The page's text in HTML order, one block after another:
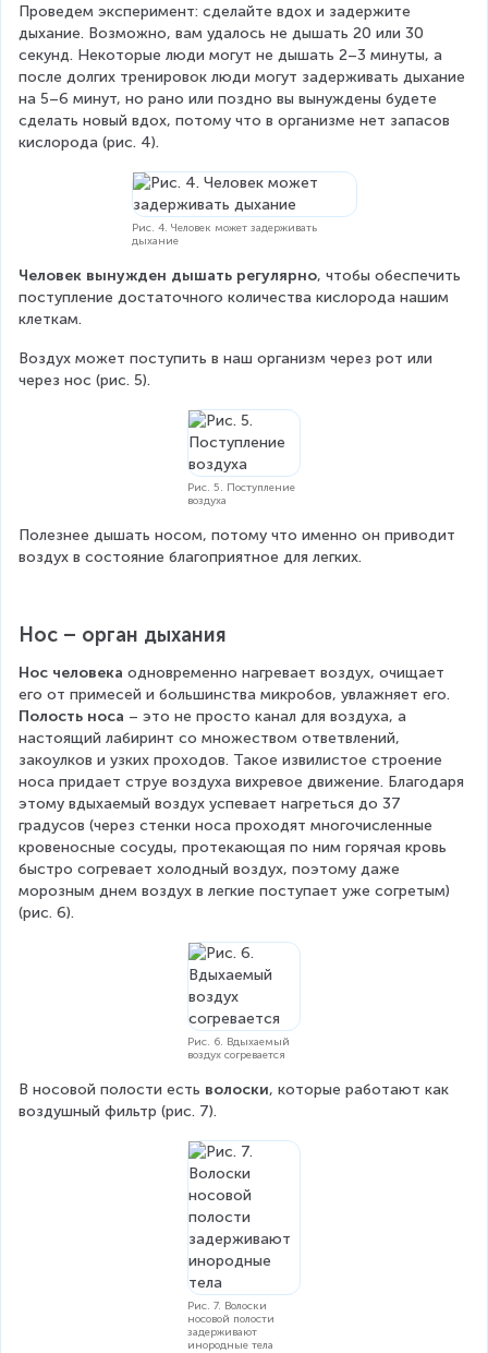
Проведем эксперимент: сделайте вдох и задержите
дыхание. Возможно, вам удалось не дышать 20 или 30
секунд. Некоторые люди могут не дышать 2–3 минуты, а
после долгих тренировок люди могут задерживать дыхание
на 5–6 минут, но рано или поздно вы вынуждены будете
сделать новый вдох, потому что в организме нет запасов
кислорода (рис. 4).
Рис. 4. Человек может задерживать
дыхание
Человек вынужден дышать регулярно, чтобы обеспечить
поступление достаточного количества кислорода нашим
клеткам.
Воздух может поступить в наш организм через рот или
через нос (рис. 5).
Рис. 5. Поступление
воздуха
Полезнее дышать носом, потому что именно он приводит
воздух в состояние благоприятное для легких.
Нос – орган дыхания
Нос человека одновременно нагревает воздух, очищает
его от примесей и большинства микробов, увлажняет его.
Полость носа – это не просто канал для воздуха, а
настоящий лабиринт со множеством ответвлений,
закоулков и узких проходов. Такое извилистое строение
носа придает струе воздуха вихревое движение. Благодаря
этому вдыхаемый воздух успевает нагреться до 37
градусов (через стенки носа проходят многочисленные
кровеносные сосуды, протекающая по ним горячая кровь
быстро согревает холодный воздух, поэтому даже
морозным днем воздух в легкие поступает уже согретым)
(рис. 6).
Рис. 6. Вдыхаемый
воздух согревается
В носовой полости есть волоски, которые работают как
воздушный фильтр (рис. 7).
Рис. 7. Волоски
носовой полости
задерживают
инородные тела